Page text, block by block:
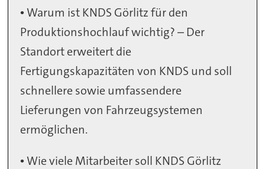
• Warum ist KNDS Görlitz für den
Produktionshochlauf wichtig? – Der
Standort erweitert die
Fertigungskapazitäten von KNDS und soll
schnellere sowie umfassendere
Lieferungen von Fahrzeugsystemen
ermöglichen.
• Wie viele Mitarbeiter soll KNDS Görlitz